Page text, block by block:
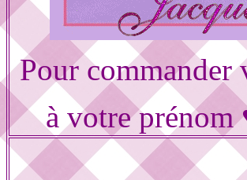
Pour commander
à votre prénom